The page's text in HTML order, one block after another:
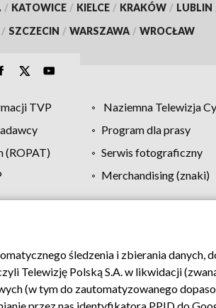
/ KATOWICE / KIELCE / KRAKÓW / LUBLIN
/ SZCZECIN / WARSZAWA / WROCŁAW
TVP Naziemna Telewizja
Program dla prasy
(ROPAT)
Serwis fotograficzny
Merchandising (znaki)
Pomoc Biuro reklamy
śledzenia i zbierania danych,
Telewizję Polską S.A. w likwidacji
(w tym do zautomatyzowanego